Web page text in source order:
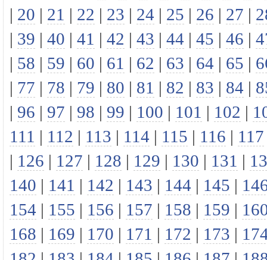
| 20 | 21 | 22 | 23 | 24 | 25 | 26 | 27 |
| 39 | 40 | 41 | 42 | 43 | 44 | 45 | 46 |
| 58 | 59 | 60 | 61 | 62 | 63 | 64 | 65 |
| 77 | 78 | 79 | 80 | 81 | 82 | 83 | 84 |
| 96 | 97 | 98 | 99 | 100 | 101 | 102 |
111 | 112 | 113 | 114 | 115 | 116 | 117
| 126 | 127 | 128 | 129 | 130 | 131 |
140 | 141 | 142 | 143 | 144 | 145 |
154 | 155 | 156 | 157 | 158 | 159 |
168 | 169 | 170 | 171 | 172 | 173 |